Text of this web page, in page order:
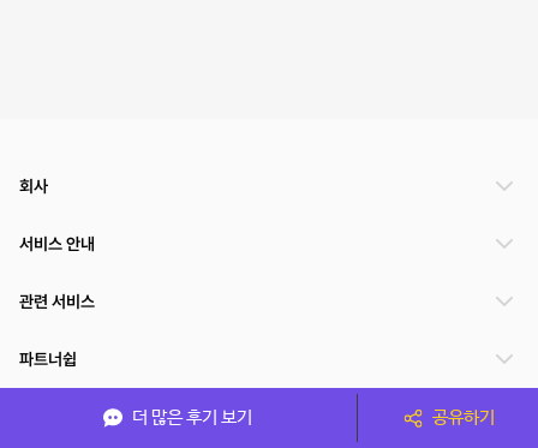
더 많은 후기 보기 공유하기
회사
서비스 안내
관련 서비스
파트너쉽
서비스 제공 국가